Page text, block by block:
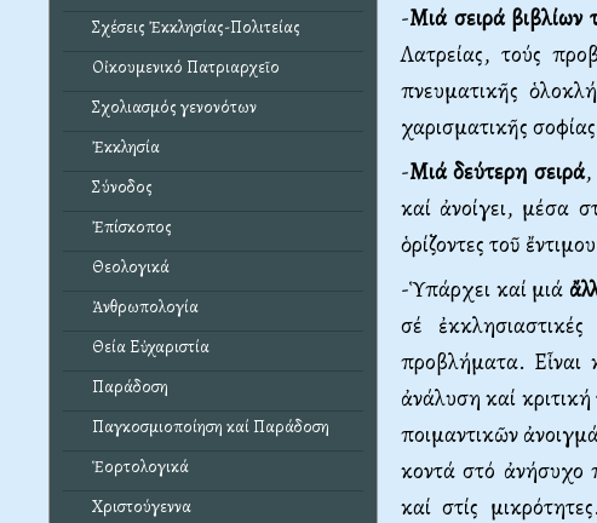
Σχέσεις Ἐκκλησίας-Πολιτείας
Οἰκουμενικό Πατριαρχεῖο
Σχολιασμός γενονότων
Ἐκκλησία
Σύνοδος
Ἐπίσκοπος
Θεολογικά
Ἀνθρωπολογία
Θεία Εὐχαριστία
Παράδοση
Παγκοσμιοποίηση καί Παράδοση
Ἑορτολογικά
Χριστούγεννα
-Μιά σειρά βιβλίων
Λατρείας, τούς
πνευματικῆς
χαρισματικῆς
-Μιά δεύτερη σειρά,
καί ἀνοίγει, μέσα
ὁρίζοντες τοῦ
-Ὑπάρχει καί μιά
σέ
προβλήματα. Εἶναι
ἀνάλυση καί
ποιμαντικῶν
κοντά στό ἀνήσυχο
καί στίς